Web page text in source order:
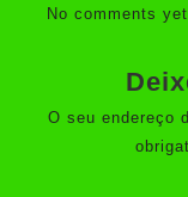
No comments
O seu endereço